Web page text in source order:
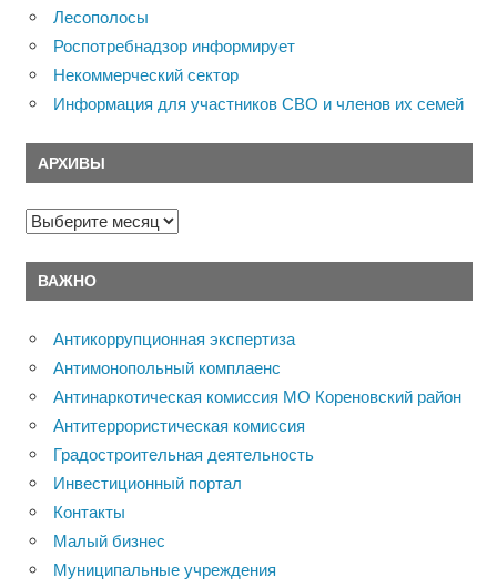
Лесополосы
Роспотребнадзор информирует
Некоммерческий сектор
Информация для участников СВО и членов их семей
АРХИВЫ
Архивы
ВАЖНО
Антикоррупционная экспертиза
Антимонопольный комплаенс
Антинаркотическая комиссия МО Кореновский район
Антитеррористическая комиссия
Градостроительная деятельность
Инвестиционный портал
Контакты
Малый бизнес
Муниципальные учреждения